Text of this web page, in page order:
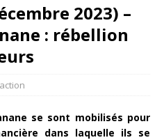
2023) –
: rébellion
se sont mobilisés pour
dans laquelle ils se